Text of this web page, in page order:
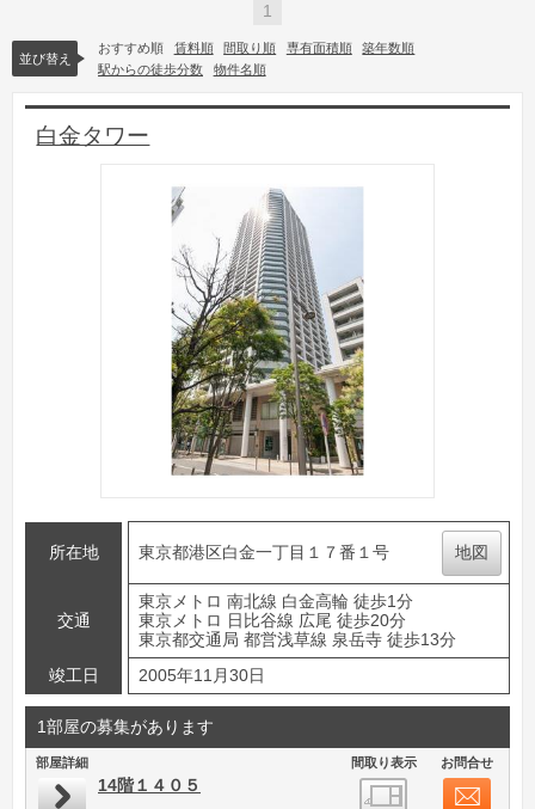
1
並び替え
おすすめ順 賃料順 間取り順 専有面積順
築年数順
駅からの徒歩分数
物件名順
白金タワー
所在地 東京都港区白金一丁目１７番１号 地図
交通
東京メトロ 南北線 白金高輪 徒歩1分
東京メトロ 日比谷線 広尾 徒歩20分
東京都交通局 都営浅草線 泉岳寺 徒歩13分
竣工日
2005年11月30日
1部屋の募集があります
部屋詳細 間取り表示 お問合せ
14階１４０５